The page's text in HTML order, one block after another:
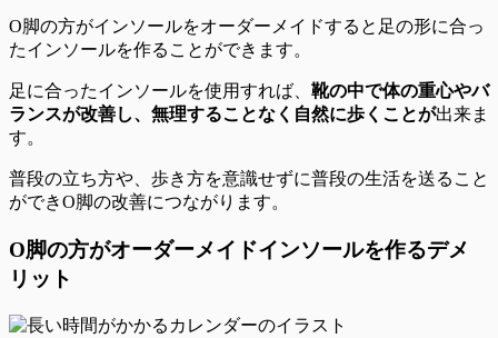
O脚の方がインソールをオーダーメイドすると 足の形に合っ
たインソールを作ることができます。
足に合ったインソールを使用すれば、 靴の中で体の重心やバ
ランスが改善し、無理することなく自然に歩くことが出来ま
す。
普段の立ち方や、歩き方を意識せずに普段の生活を送ること
ができO脚の改善につながります。
O脚の方がオーダーメイドインソールを作るデメ
リット